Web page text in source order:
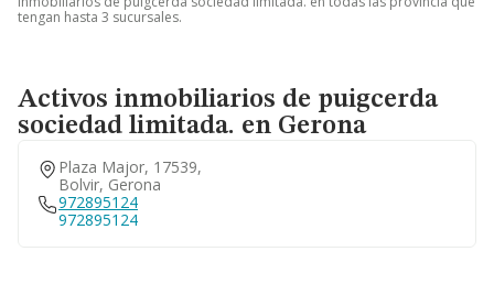
tengan hasta 3 sucursales.
Activos inmobiliarios de puigcerda
sociedad limitada. en Gerona
Plaza Major, 17539,
Bolvir, Gerona
972895124
972895124